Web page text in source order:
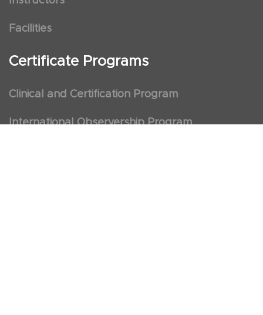
Facilities
Certificate Programs
Clinical and Certification Program
International Observership Program